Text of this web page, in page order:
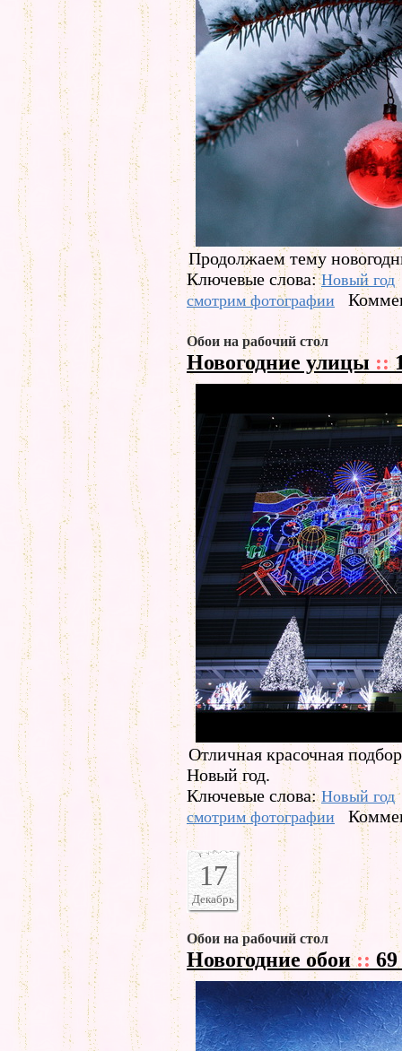
Продолжаем тему
Ключевые слова:Новый год
смотрим фотографии
Обои на рабочий стол
Новогодние улицы ::
Отличная красочная
Новый год.
Ключевые слова:Новый год
смотрим фотографии
17
Декабрь
Обои на рабочий стол
Новогодние обои::